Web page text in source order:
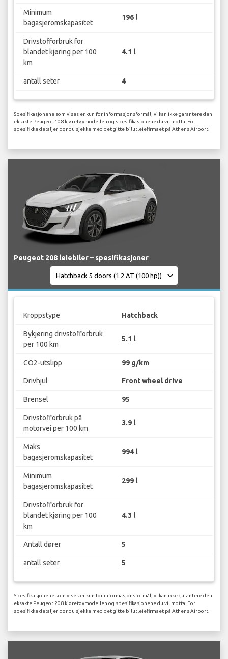
Minimum
bagasjeromskapasitet
196 l
Drivstofforbruk for
blandet kjøring per 100
km
4.1 l
antall seter 4
Spesifikasjonene som vises er kun for informasjonsformål, vi kan ikke garantere den
eksakte Peugeot 108 kjøretøymodellen og spesifikasjonene du vil motta. For
spesifikke detaljer bør du sjekke med det gitte bilutleiefirmaet på Athens Airport.
Peugeot 208 leiebiler – spesifikasjoner
Kroppstype Hatchback
Bykjøring drivstofforbruk
per 100 km
5.1 l
CO2-utslipp 99 g/km
Drivhjul Front wheel drive
Brensel 95
Drivstofforbruk på
motorvei per 100 km
3.9 l
Maks
bagasjeromskapasitet
994 l
Minimum
bagasjeromskapasitet
299 l
Drivstofforbruk for
blandet kjøring per 100
km
4.3 l
Antall dører 5
antall seter 5
Spesifikasjonene som vises er kun for informasjonsformål, vi kan ikke garantere den
eksakte Peugeot 208 kjøretøymodellen og spesifikasjonene du vil motta. For
spesifikke detaljer bør du sjekke med det gitte bilutleiefirmaet på Athens Airport.